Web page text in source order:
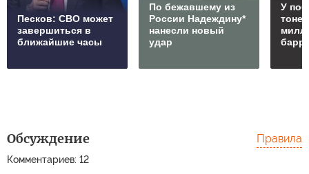
Песков: СВО может
завершиться в
ближайшие часы
По бежавшему из
России Надеждину*
нанесли новый
удар
У
Обсуждение
Комментариев: 12
Правила